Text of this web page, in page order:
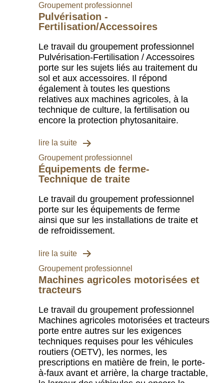
Groupement professionnel
Pulvérisation -
Fertilisation/Accessoires
Le travail du groupement professionnel
Pulvérisation-Fertilisation / Accessoires
porte sur les sujets liés au traitement du
sol et aux accessoires. Il répond
également à toutes les questions
relatives aux machines agricoles, à la
technique de culture, la fertilisation ou
encore la protection phytosanitaire.
lire la suite
Groupement professionnel
Équipements de ferme-
Technique de traite
Le travail du groupement professionnel
porte sur les équipements de ferme
ainsi que sur les installations de traite et
de refroidissement.
lire la suite
Groupement professionnel
Machines agricoles motorisées et
tracteurs
Le travail du groupement professionnel
Machines agricoles motorisées et tracteurs
porte entre autres sur les exigences
techniques requises pour les véhicules
routiers (OETV), les normes, les
prescriptions en matière de frein, le porte-
à-faux avant et arrière, la charge tractable,